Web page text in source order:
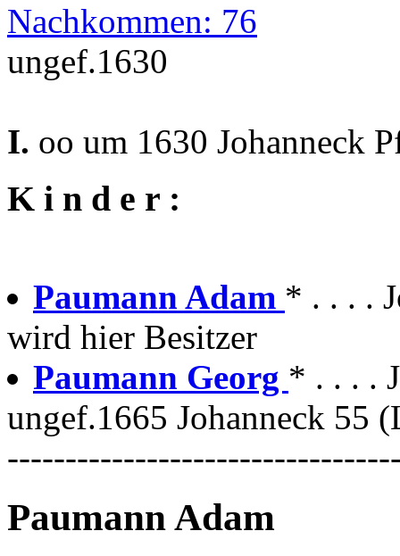
Nachkommen: 76
ungef.1630
I. oo um 1630 Johanneck
K i n d e r :
Paumann Adam * . . . .
wird hier Besitzer
Paumann Georg * . . . .
ungef.1665 Johanneck 55
Paumann Adam